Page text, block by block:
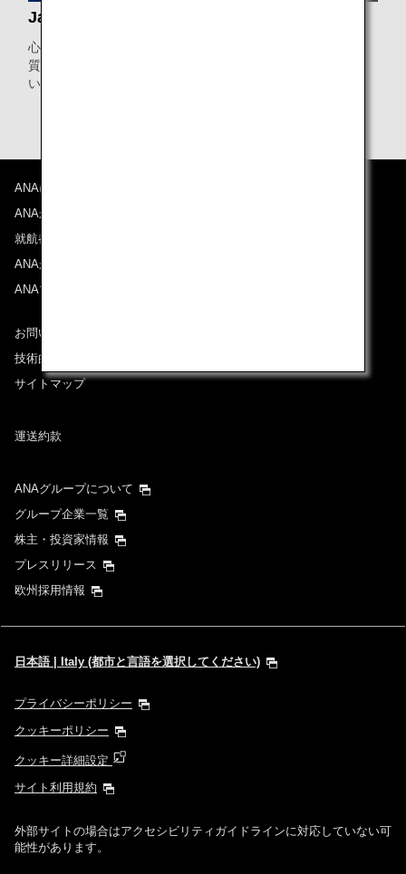
Japan Quality
心からの安らぎを感じてもらうために、日本が誇る基本品
質、正確さ・清潔さ・礼儀を、いかなる時も忘れずにいた
い。
ANAについて
ANAからのお知らせ
就航都市
ANAがお約束する体験
ANAマイレージクラブ
お問い合わせ
技術的なお問い合わせ（推奨環境）
サイトマップ
運送約款
ANAグループについて
グループ企業一覧
株主・投資家情報
プレスリリース
欧州採用情報
日本語 | Italy (都市と言語を選択してください)
プライバシーポリシー
クッキーポリシー
クッキー詳細設定
サイト利用規約
外部サイトの場合はアクセシビリティガイドラインに対応していない可
能性があります。